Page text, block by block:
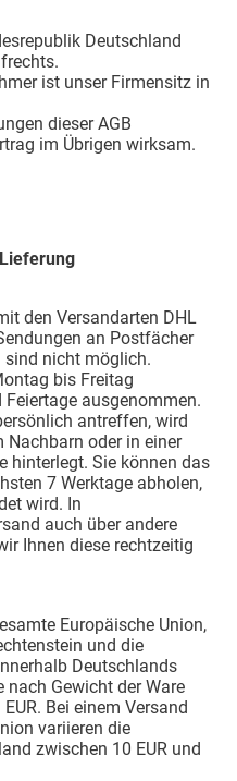
Deutschland
ist unser Firmensitz in
dieser AGB
im Übrigen wirksam.
den Versandarten DHL
an Postfächer
sind nicht möglich.
bis Freitag
ausgenommen.
antreffen, wird
Nachbarn oder in einer
hinterlegt. Sie können das
7 Werktage abholen,
wird. In
auch über andere
Ihnen diese rechtzeitig
Europäische Union,
und die
Deutschlands
nach Gewicht der Ware
Bei einem Versand
variieren die
zwischen 10 EUR und